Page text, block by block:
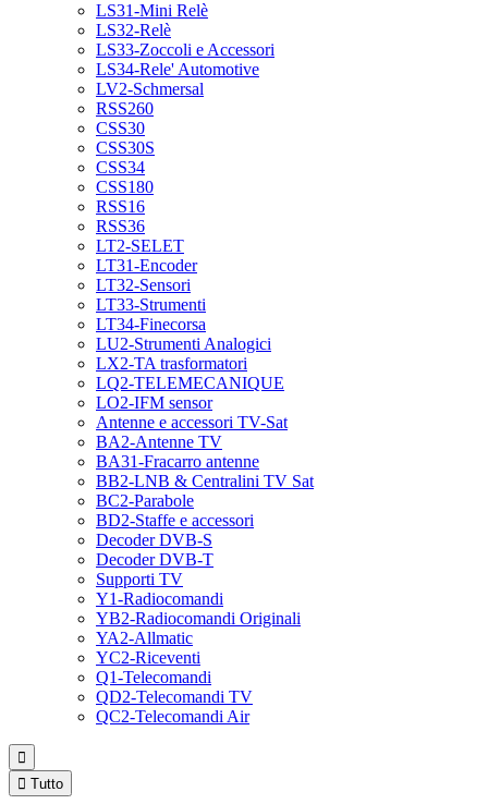
LS31-Mini Relè
LS32-Relè
LS33-Zoccoli e Accessori
LS34-Rele' Automotive
LV2-Schmersal
RSS260
CSS30
CSS30S
CSS34
CSS180
RSS16
RSS36
LT2-SELET
LT31-Encoder
LT32-Sensori
LT33-Strumenti
LT34-Finecorsa
LU2-Strumenti Analogici
LX2-TA trasformatori
LQ2-TELEMECANIQUE
LO2-IFM sensor
Antenne e accessori TV-Sat
BA2-Antenne TV
BA31-Fracarro antenne
BB2-LNB & Centralini TV Sat
BC2-Parabole
BD2-Staffe e accessori
Decoder DVB-S
Decoder DVB-T
Supporti TV
Y1-Radiocomandi
YB2-Radiocomandi Originali
YA2-Allmatic
YC2-Riceventi
Q1-Telecomandi
QD2-Telecomandi TV
QC2-Telecomandi Air

 Tutto